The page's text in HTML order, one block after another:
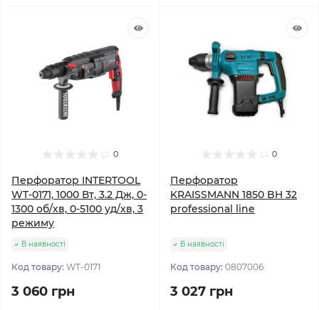
0
Перфоратор INTERTOOL
WT-0171, 1000 Вт, 3.2 Дж, 0-
1300 об/хв, 0-5100 уд/хв, 3
режиму
В наявності
Код товару: WT-0171
3 060 грн
0
Перфоратор
KRAISSMANN 1850 BH 32
professional line
В наявності
Код товару: 0807006
3 027 грн